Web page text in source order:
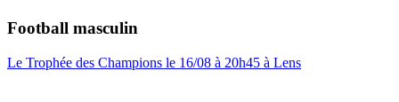
Football masculin
Le Trophée des Champions le 16/08 à 20h45 à Lens